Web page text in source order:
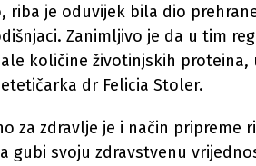
riba je oduvijek bila dio
Zanimljivo je da u tim
količine životinjskih proteina,
dr Felicia Stoler.
za zdravlje je i način pripreme
gubi svoju zdravstvenu